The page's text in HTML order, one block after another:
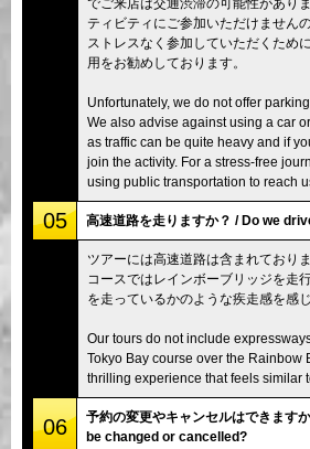
ティビティにご参加いただけません
ストレスなく参加していただくため
用をお勧めしております。
Unfortunately, we do not offer
We also advise against using a car
as traffic can be quite heavy and if
join the activity. For a stress-free
using public transportation to reach
05 高速道路を走りますか？ / Do we
ツアーには高速道路は含まれており
コースではレインボーブリッジを走
を走っているかのような疾走感を感
Our tours do not include
Tokyo Bay course over the Rainbow
thrilling experience that feels similar
06
予約の変更やキャンセルはできます
be changed or cancelled?